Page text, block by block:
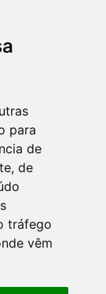
para
de
de
tráfego
vêm
a 80 EUR
qualquer
Leia mais